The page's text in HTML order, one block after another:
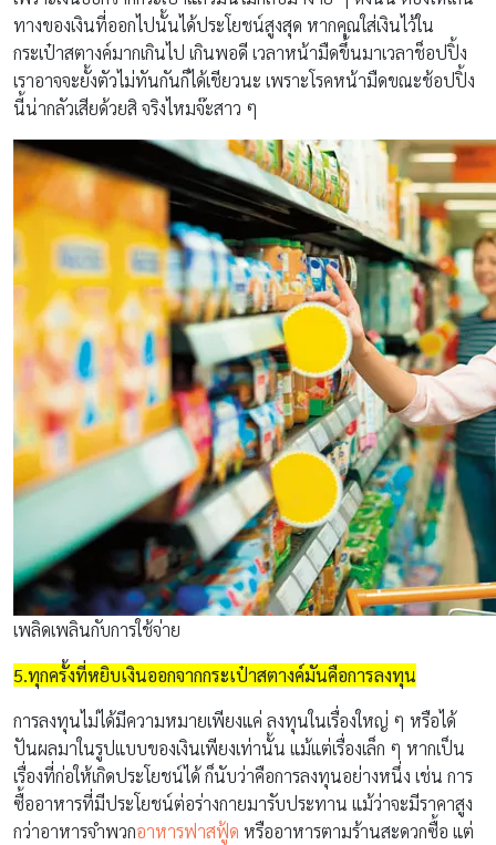
ทางของเงินที่ออกไปนั้นได้ประโยชน์สูงสุด หากคุณใส่เงินไว้ใน
กระเป๋าสตางค์มากเกินไป เกินพอดี เวลาหน้ามืดขึ้นมาเวลาช็อปปิ้ง
เราอาจจะยั้งตัวไม่ทันกันก็ได้เชียวนะ เพราะโรคหน้ามืดขณะช้อปปิ้ง
นี้น่ากลัวเสียด้วยสิ จริงไหมจ๊ะสาว ๆ
เพลิดเพลินกับการใช้จ่าย
5.ทุกครั้งที่หยิบเงินออกจากกระเป๋าสตางค์มันคือการลงทุน
การลงทุนไม่ได้มีความหมายเพียงแค่ ลงทุนในเรื่องใหญ่ ๆ หรือได้
ปันผลมาในรูปแบบของเงินเพียงเท่านั้น แม้แต่เรื่องเล็ก ๆ หากเป็น
เรื่องที่ก่อให้เกิดประโยชน์ได้ ก็นับว่าคือการลงทุนอย่างหนึ่ง เช่น การ
ซื้ออาหารที่มีประโยชน์ต่อร่างกายมารับประทาน แม้ว่าจะมีราคาสูง
กว่าอาหารจำพวกอาหารฟาสฟู้ด หรืออาหารตามร้านสะดวกซื้อ แต่